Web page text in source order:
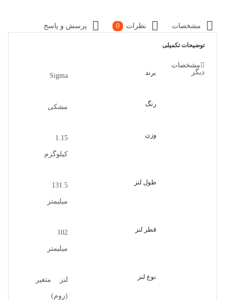
مشخصات نظرات 0 پرسش و پاسخ
توضیحات تکمیلی
مشخصات
دیگر
برند Sigma
رنگ مشکی
وزن 1.15
کیلوگرم
طول لنز 131.5
میلیمتر
قطر لنز 102
میلیمتر
نوع لنز لنز متغیر
(زوم)